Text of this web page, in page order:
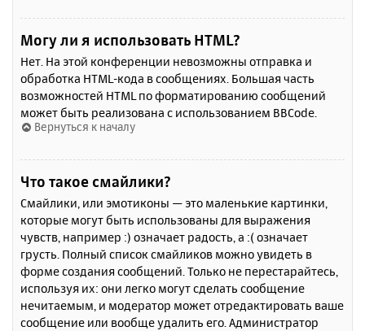
Могу ли я использовать HTML?
Нет. На этой конференции невозможны отправка и
обработка HTML-кода в сообщениях. Большая часть
возможностей HTML по форматированию сообщений
может быть реализована с использованием BBCode.
Вернуться к началу
Что такое смайлики?
Смайлики, или эмотиконы — это маленькие картинки,
которые могут быть использованы для выражения
чувств, например :) означает радость, а :( означает
грусть. Полный список смайликов можно увидеть в
форме создания сообщений. Только не перестарайтесь,
используя их: они легко могут сделать сообщение
нечитаемым, и модератор может отредактировать ваше
сообщение или вообще удалить его. Администратор